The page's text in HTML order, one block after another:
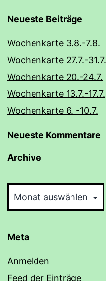
Neueste Beiträge
Wochenkarte 3.8.-7.8.
Wochenkarte 27.7.-31.7.
Wochenkarte 20.-24.7.
Wochenkarte 13.7.-17.7.
Wochenkarte 6. -10.7.
Neueste Kommentare
Archive
Meta
Anmelden
Feed der Einträge